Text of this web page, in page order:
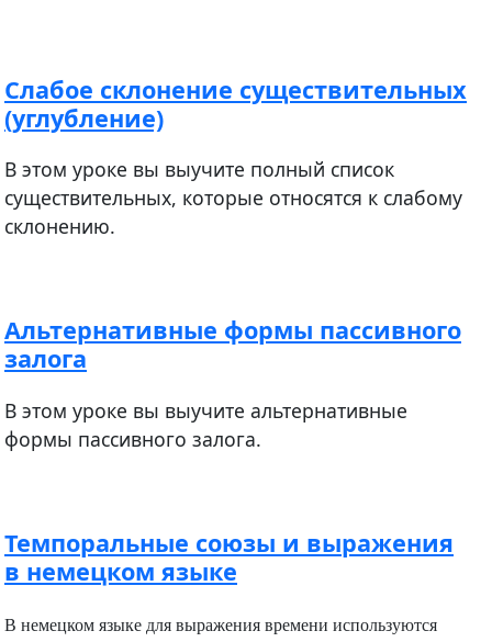
Слабое склонение существительных
(углубление)
В этом уроке вы выучите полный список
существительных, которые относятся к слабому
склонению.
Альтернативные формы пассивного
залога
В этом уроке вы выучите альтернативные
формы пассивного залога.
Темпоральные союзы и выражения
в немецком языке
В немецком языке для выражения времени используются